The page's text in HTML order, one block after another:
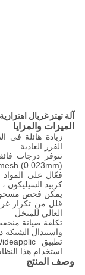
آلة تهتز غربال
الميزات والمزايا
الفرز العادية
تتوفر درجات
(0.023mm)
فعّال على
كربيد السيليكون
يمكن فحص مسحوق
قلل من تكرار
العالي للمنخل
تكلفة صيانة
واستبدال الشبكة
استخدام هذا
وصف المنتج